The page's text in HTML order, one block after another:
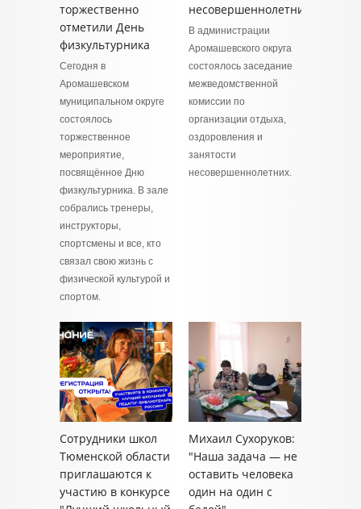
торжественно
отметили День
физкультурника
Сегодня в
Аромашевском
муниципальном округе
состоялось
торжественное
мероприятие,
посвящённое Дню
физкультурника. В зале
собрались тренеры,
инструкторы,
спортсмены и все, кто
связал свою жизнь с
физической культурой и
спортом.
несовершеннолетних
В администрации
Аромашевского округа
состоялось заседание
межведомственной
комиссии по
организации отдыха,
оздоровления и
занятости
несовершеннолетних.
Сотрудники школ
Тюменской области
приглашаются к
участию в конкурсе
Михаил Сухоруков:
"Наша задача — не
оставить человека
один на один с